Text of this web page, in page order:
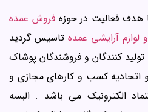
فروش عمده
آرایشی عمدهتاسیس گردید
تولید کنندگان و فروشندگان پوشاک
اتحادیه کسب و کارهای مجازی و
نماد اعتماد الکترونیک می باشد . البسه